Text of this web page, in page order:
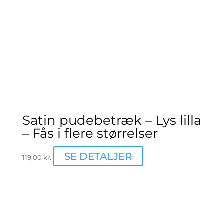
Satin pudebetræk – Lys lilla
– Fås i flere størrelser
119,00 kr. SE DETALJER
vare